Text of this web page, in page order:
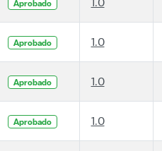
Aprobado 1.0
1.0
Aprobado 1.0
1.2